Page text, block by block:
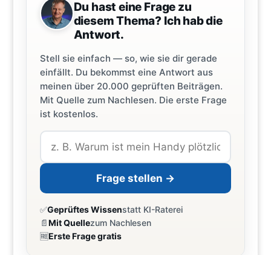
Du hast eine Frage zu
diesem Thema? Ich hab die
Antwort.
Stell sie einfach — so, wie sie dir gerade
einfällt. Du bekommst eine Antwort aus
meinen über 20.000 geprüften Beiträgen.
Mit Quelle zum Nachlesen. Die erste Frage
ist kostenlos.
Frage stellen →
✅Geprüftes Wissenstatt KI-Raterei
📄Mit Quellezum Nachlesen
🆓Erste Frage gratis